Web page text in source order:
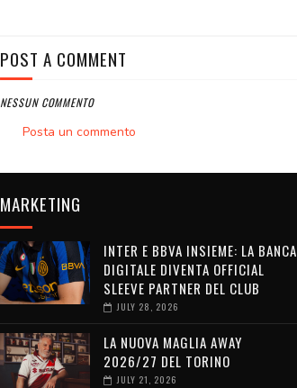
POST A COMMENT
NESSUN COMMENTO
Posta un commento
MARKETING
INTER E BBVA INSIEME: LA BANCA
DIGITALE DIVENTA OFFICIAL
SLEEVE PARTNER DEL CLUB
JULY 28, 2026
LA NUOVA MAGLIA AWAY
2026/27 DEL TORINO
JULY 21, 2026